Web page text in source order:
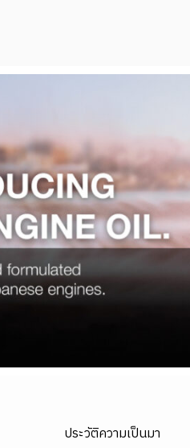
ประวัติความเป็นมา